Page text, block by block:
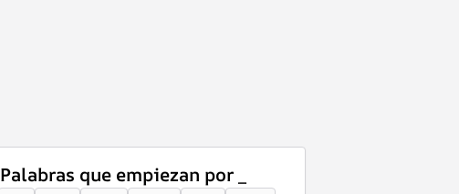
Palabras que empiezan por _